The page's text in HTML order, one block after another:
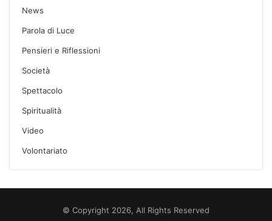
News
Parola di Luce
Pensieri e Riflessioni
Società
Spettacolo
Spiritualità
Video
Volontariato
© Copyright 2026, All Rights Reserved